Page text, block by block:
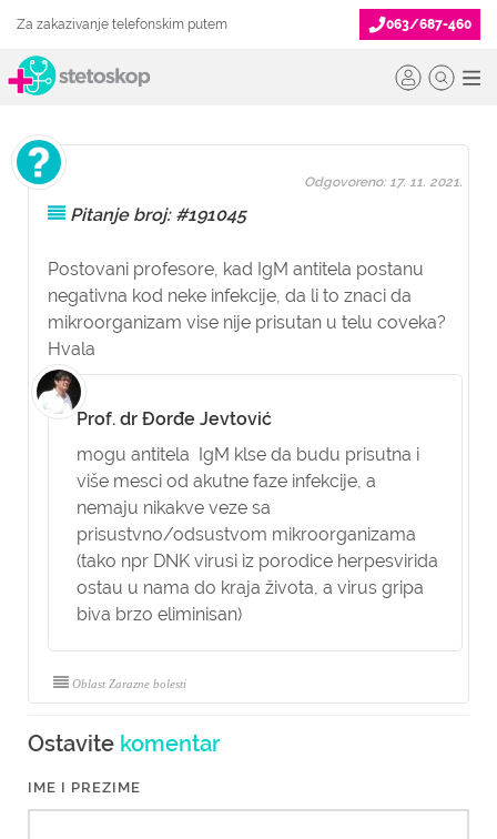
Za zakazivanje telefonskim putem 063/687-460
Pitanje broj: #191045
Postovani profesore, kad IgM antitela postanu
negativna kod neke infekcije, da li to znaci da
mikroorganizam vise nije prisutan u telu coveka?
Hvala
Odgovoreno: 17. 11. 2021.
Prof. dr Đorđe Jevtović
mogu antitela IgM klse da budu prisutna i
više mesci od akutne faze infekcije, a
nemaju nikakve veze sa
prisustvno/odsustvom mikroorganizama
(tako npr DNK virusi iz porodice herpesvirida
ostau u nama do kraja života, a virus gripa
biva brzo eliminisan)
Oblast Zarazne bolesti
Ostavite komentar
IME I PREZIME